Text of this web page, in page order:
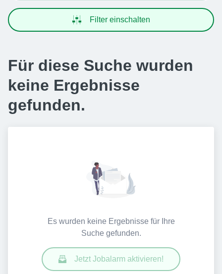
Filter einschalten
Für diese Suche wurden
keine Ergebnisse
gefunden.
Es wurden keine Ergebnisse für Ihre
Suche gefunden.
Jetzt Jobalarm aktivieren!